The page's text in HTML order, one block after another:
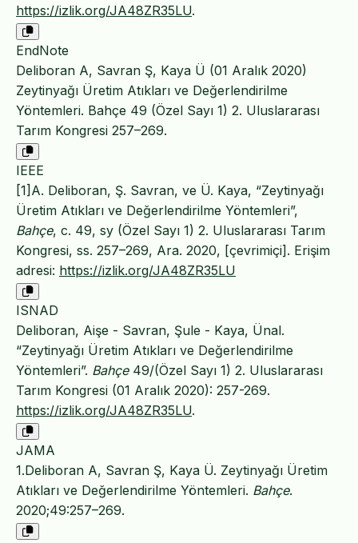
https://izlik.org/JA48ZR35LU.
EndNote
Deliboran A, Savran Ş, Kaya Ü (01 Aralık 2020)
Zeytinyağı Üretim Atıkları ve Değerlendirilme
Yöntemleri. Bahçe 49 (Özel Sayı 1) 2. Uluslararası
Tarım Kongresi 257–269.
IEEE
[1]A. Deliboran, Ş. Savran, ve Ü. Kaya, “Zeytinyağı
Üretim Atıkları ve Değerlendirilme Yöntemleri”,
Bahçe, c. 49, sy (Özel Sayı 1) 2. Uluslararası Tarım
Kongresi, ss. 257–269, Ara. 2020, [çevrimiçi]. Erişim
adresi: https://izlik.org/JA48ZR35LU
ISNAD
Deliboran, Aişe - Savran, Şule - Kaya, Ünal.
“Zeytinyağı Üretim Atıkları ve Değerlendirilme
Yöntemleri”. Bahçe49/(Özel Sayı 1) 2. Uluslararası
Tarım Kongresi (01 Aralık 2020): 257-269.
https://izlik.org/JA48ZR35LU.
JAMA
1.Deliboran A, Savran Ş, Kaya Ü. Zeytinyağı Üretim
Atıkları ve Değerlendirilme Yöntemleri. Bahçe.
2020;49:257–269.